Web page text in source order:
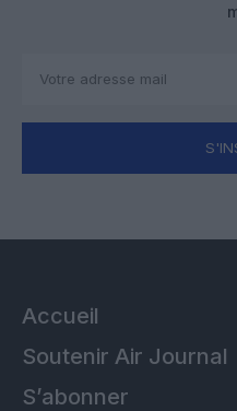
Accueil
Soutenir Air Journal
S’abonner